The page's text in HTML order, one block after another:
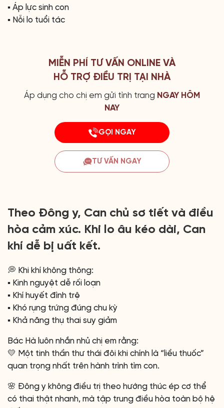
▪️ Áp lực sinh con
▪️ Nỗi lo tuổi tác
MIỄN PHÍ TƯ VẤN ONLINE VÀ
HỖ TRỢ ĐIỀU TRỊ TẠI NHÀ
Áp dụng cho chị em gửi tình trang NGAY HÔM
NAY
GỌI NGAY
TƯ VẤN NGAY
Theo Đông y, Can chủ sơ tiết và điều
hòa cảm xúc. Khi lo âu kéo dài, Can
khí dễ bị uất kết.
💭 Khi khí không thông:
▪️ Kinh nguyệt dễ rối loạn
▪️ Khí huyết đình trệ
▪️ Khó rụng trứng đúng chu kỳ
▪️ Khả năng thụ thai suy giảm
Bác Hà luôn nhắn nhủ chị em rằng:
💛 Một tinh thần thư thái đôi khi chính là “liều thuốc”
quan trọng nhất trên hành trình tìm con.
🌸 Đông y không điều trị theo hướng thúc ép cơ thể
có thai thật nhanh, mà tập trung điều hòa toàn bộ hệ